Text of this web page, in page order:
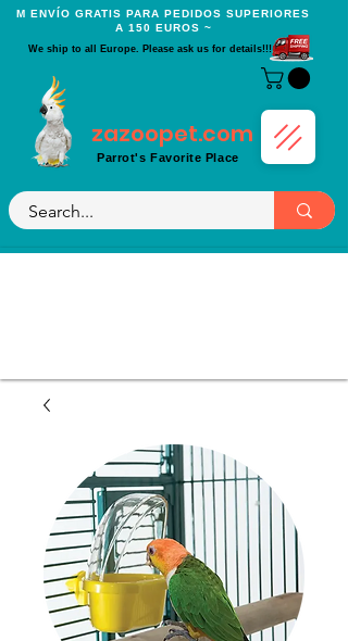
Μ ENVÍO GRATIS PARA PEDIDOS SUPERIORES
A 150 EUROS ~
We ship to all Europe. Please ask us for details!!!
zazoopet.com
Parrot's Favorite Place